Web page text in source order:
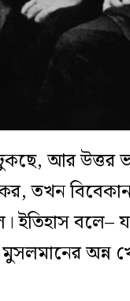
আর উত্তর
তখন
ইতিহাস
অন্ন